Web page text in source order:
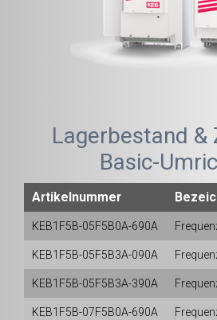
Lagerbestand &
Basic-
Artikelnummer
KEB1F5B-05F5B0A-690A
KEB1F5B-05F5B3A-090A
KEB1F5B-05F5B3A-390A
KEB1F5B-07F5B0A-690A